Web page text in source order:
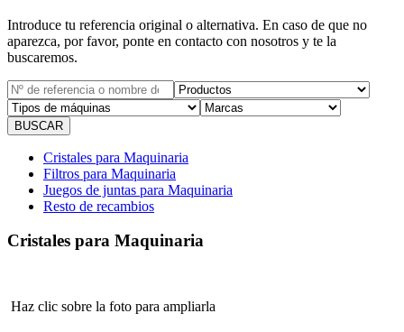
Introduce tu referencia original o alternativa. En caso de que no
aparezca, por favor, ponte en contacto con nosotros y te la
buscaremos.
Cristales para Maquinaria
Filtros para Maquinaria
Juegos de juntas para Maquinaria
Resto de recambios
Cristales para Maquinaria
Haz clic sobre la foto para ampliarla